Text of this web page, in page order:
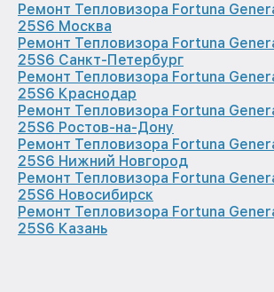
Ремонт Тепловизора Fortuna
25S6 Москва
Ремонт Тепловизора Fortuna
25S6 Санкт-Петербург
Ремонт Тепловизора Fortuna
25S6 Краснодар
Ремонт Тепловизора Fortuna
25S6 Ростов-на-Дону
Ремонт Тепловизора Fortuna
25S6 Нижний Новгород
Ремонт Тепловизора Fortuna
25S6 Новосибирск
Ремонт Тепловизора Fortuna
25S6 Казань